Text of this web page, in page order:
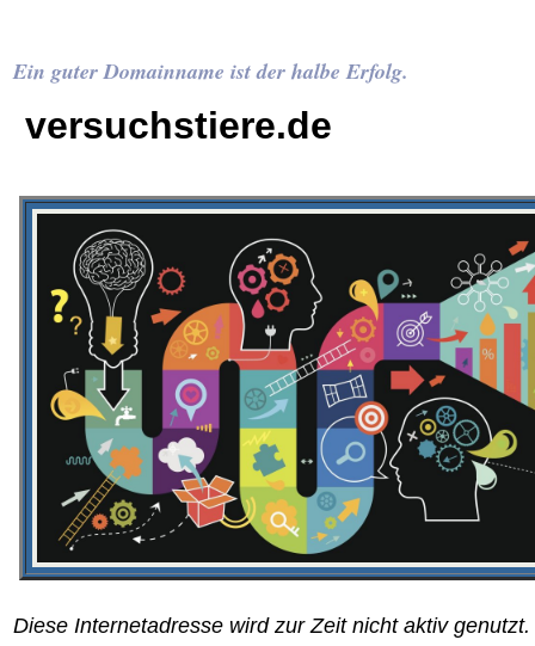
Ein guter Domainname ist der halbe Erfolg.
versuchstiere.de
Diese Internetadresse wird zur Zeit nicht aktiv genutzt.